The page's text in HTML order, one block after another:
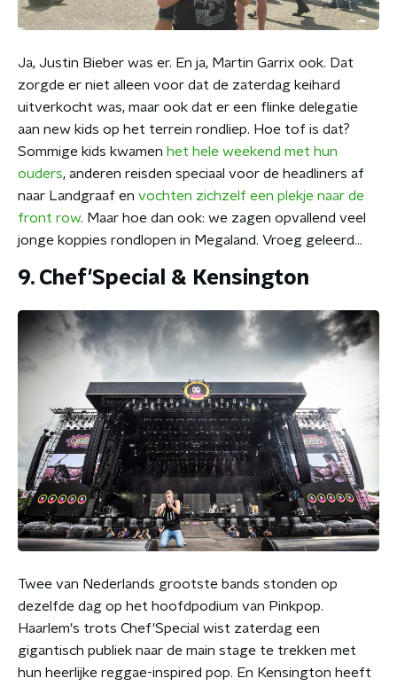
Ja, Justin Bieber was er. En ja, Martin Garrix ook. Dat
zorgde er niet alleen voor dat de zaterdag keihard
uitverkocht was, maar ook dat er een flinke delegatie
aan new kids op het terrein rondliep. Hoe tof is dat?
Sommige kids kwamen het hele weekend met hun
ouders, anderen reisden speciaal voor de headliners af
naar Landgraaf en vochten zichzelf een plekje naar de
front row. Maar hoe dan ook: we zagen opvallend veel
jonge koppies rondlopen in Megaland. Vroeg geleerd...
9. Chef'Special & Kensington
Twee van Nederlands grootste bands stonden op
dezelfde dag op het hoofdpodium van Pinkpop.
Haarlem's trots Chef'Special wist zaterdag een
gigantisch publiek naar de main stage te trekken met
hun heerlijke reggae-inspired pop. En Kensington heeft